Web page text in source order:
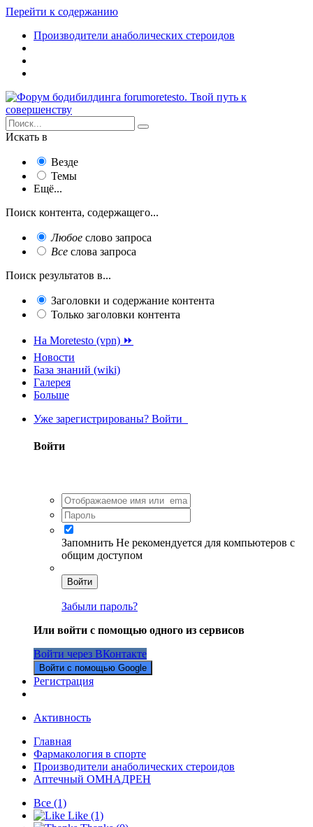
Перейти к содержанию
Производители анаболических стероидов
Искать в
Везде
Темы
Ещё...
Поиск контента, содержащего...
Любое слово запроса
Все слова запроса
Поиск результатов в...
Заголовки и содержание контента
Только заголовки контента
На Moretesto (vpn) ⏩
Новости
База знаний (wiki)
Галерея
Больше
Уже зарегистрированы? Войти
Войти
Запомнить Не рекомендуется для компьютеров с
общим доступом
Войти
Забыли пароль?
Или войти с помощью одного из сервисов
Войти через ВКонтакте
Войти с помощью Google
Регистрация
Активность
Главная
Фармакология в спорте
Производители анаболических стероидов
Аптечный ОМНАДРЕН
Все (1)
Like (1)